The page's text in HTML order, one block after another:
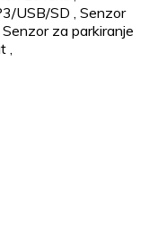
USB/SD , Senzor
Senzor za parkiranje
,